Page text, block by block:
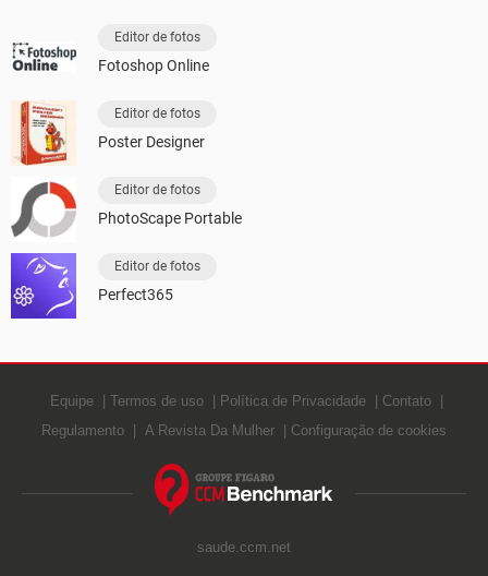
Editor de fotos
Fotoshop Online
Editor de fotos
Poster Designer
Editor de fotos
PhotoScape Portable
Editor de fotos
Perfect365
Equipe Termos de uso Política de Privacidade
Contato
Regulamento
A Revista Da Mulher Configuração de cookies
saude.ccm.net